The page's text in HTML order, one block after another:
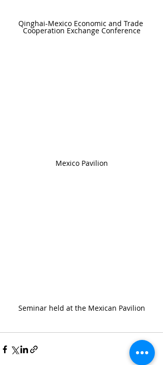
Qinghai-Mexico Economic and Trade
Cooperation Exchange Conference
Mexico Pavilion
Seminar held at the Mexican Pavilion